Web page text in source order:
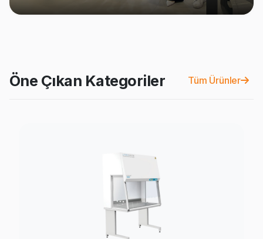
Öne Çıkan Kategoriler Tüm Ürünler